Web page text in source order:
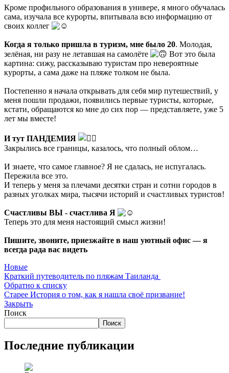
Кроме профильного образования в универе, я много обучалась
сама, изучала все курорты, впитывала всю информацию от
своих коллег
Когда я только пришла в туризм, мне было 20. Молодая,
зелёная, ни разу не летавшая на самолёте
Вот это была
картина: сижу, рассказываю туристам про невероятные
курорты, а сама даже на пляже толком не была.
Постепенно я начала открывать для себя мир путешествий, у
меня пошли продажи, появились первые туристы, которые,
кстати, обращаются ко мне до сих пор — представляете, уже 5
лет мы вместе!
И тут ПАНДЕМИЯ
Закрылись все границы, казалось, что полный облом…
И знаете, что самое главное? Я не сдалась, не испугалась.
Пережила все это.
И теперь у меня за плечами десятки стран и сотни городов в
разных уголках мира, тысячи историй и счастливых туристов!
Счастливы ВЫ - счастлива Я
Теперь это для меня настоящий смысл жизни!
Пишите, звоните, приезжайте в наш уютный офис — я
всегда рада вас видеть
Новые
Краткий путеводитель по пляжам Таиланда
Обратно к списку
Старее История о том, как я нашла своё призвание!
Закрыть
Поиск
Поиск
Последние публикации